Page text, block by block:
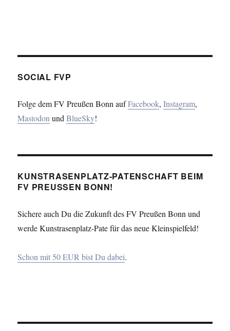
SOCIAL FVP
Folge dem FV Preußen Bonn aufFacebook,Instagram,
MastodonundBlueSky!
KUNSTRASENPLATZ-PATENSCHAFT BEIM
FV PREUSSEN BONN!
Sichere auch Du die Zukunft des FV Preußen Bonn und
werde Kunstrasenplatz-Pate für das neue Kleinspielfeld!
Schon mit 50 EUR bist Du dabei.